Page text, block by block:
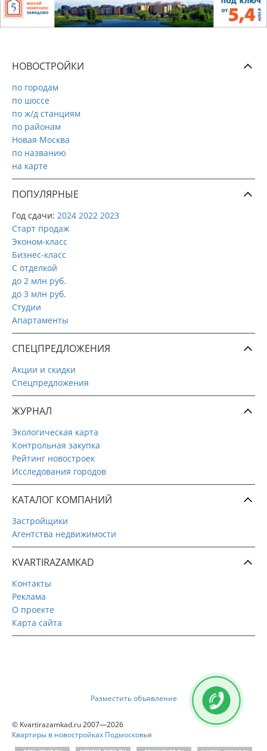
НОВОСТРОЙКИ
по городам
по шоссе
по ж/д станциям
по районам
Новая Москва
по названию
на карте
ПОПУЛЯРНЫЕ
Год сдачи: 2024 2022 2023
Старт продаж
Эконом-класс
Бизнес-класс
С отделкой
до 2 млн руб.
до 3 млн руб.
Студии
Апартаменты
СПЕЦПРЕДЛОЖЕНИЯ
Акции и скидки
Спецпредложения
ЖУРНАЛ
Экологическая карта
Контрольная закупка
Рейтинг новостроек
Исследования городов
КАТАЛОГ КОМПАНИЙ
Застройщики
Агентства недвижимости
KVARTIRAZAMKAD
Контакты
Реклама
О проекте
Карта сайта
Разместить объявление
© Kvartirazamkad.ru 2007—2026
Квартиры в новостройках Подмосковья